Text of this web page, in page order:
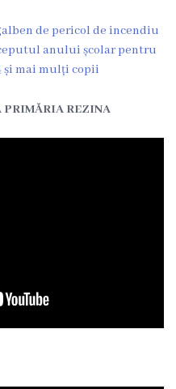
de pericol de incendiu
anului școlar pentru
mai mulți copii
REZINA